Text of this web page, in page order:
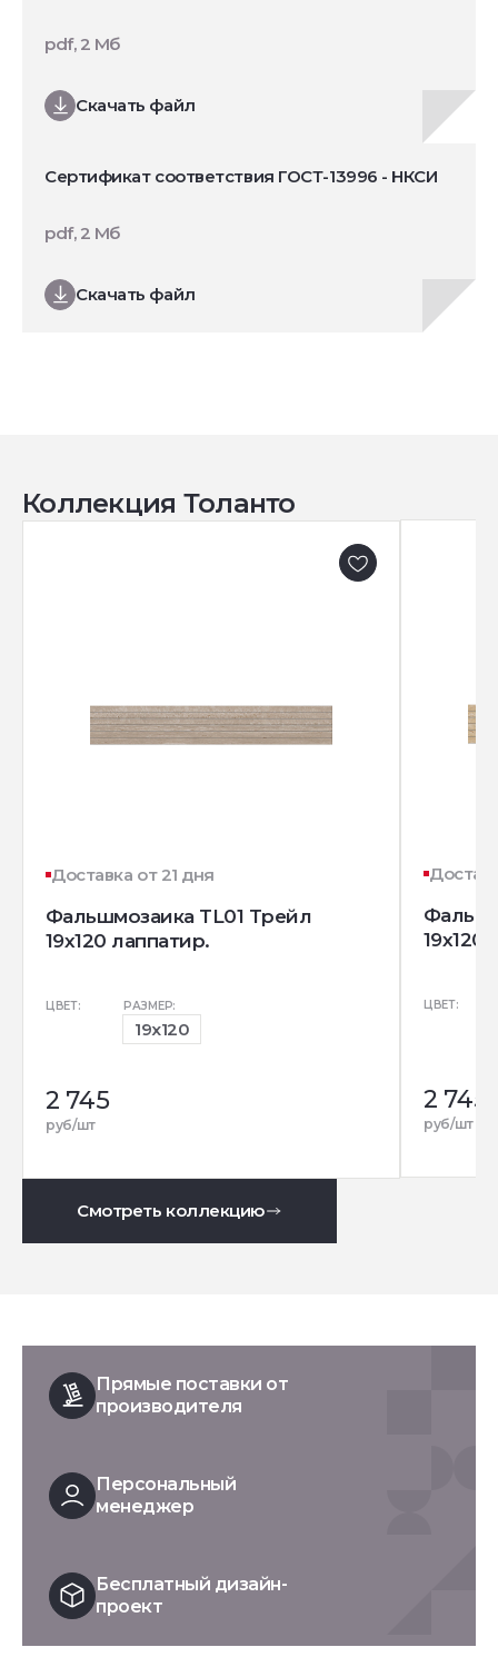
Скачать файл
pdf, 2 Мб
Сертификат соответствия ГОСТ-13996 - НКСИ
Скачать файл
pdf, 2 Мб
Коллекция Толанто
Доставка от 21 дня
Фальшмозаика TL01 Трейл
19x120 лаппатир.
ЦВЕТ: РАЗМЕР:
19x120
2 745
руб/шт
19x120
ЦВЕТ:
2 745
руб/шт
Смотреть коллекцию
Прямые поставки от
производителя
Персональный
менеджер
Бесплатный дизайн-
проект